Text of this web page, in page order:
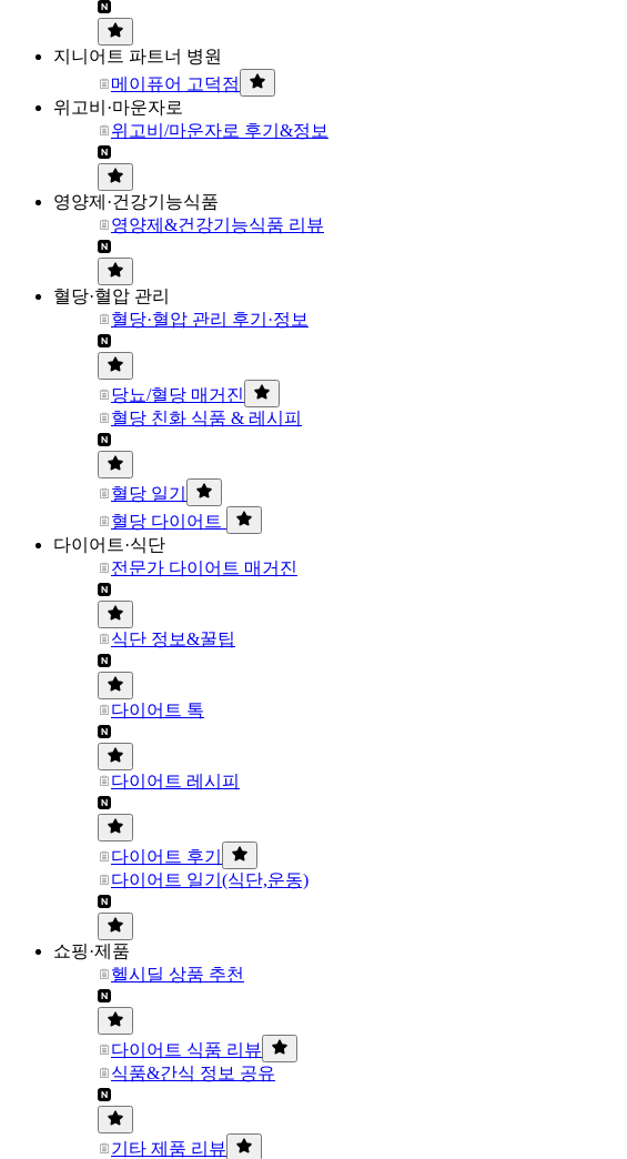
지니어트 파트너 병원
메이퓨어 고덕점
위고비·마운자로
위고비/마운자로 후기&정보
영양제·건강기능식품
영양제&건강기능식품 리뷰
혈당·혈압 관리
혈당·혈압 관리 후기·정보
당뇨/혈당 매거진
혈당 친화 식품 & 레시피
혈당 일기
혈당 다이어트
다이어트·식단
전문가 다이어트 매거진
식단 정보&꿀팁
다이어트 톡
다이어트 레시피
다이어트 후기
다이어트 일기(식단,운동)
쇼핑·제품
헬시딜 상품 추천
다이어트 식품 리뷰
식품&간식 정보 공유
기타 제품 리뷰